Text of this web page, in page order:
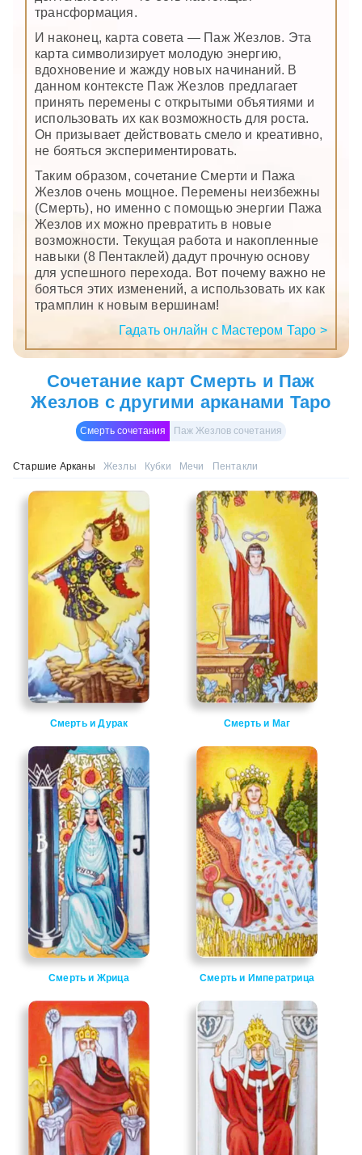
трансформация.
И наконец, карта совета — Паж Жезлов. Эта
карта символизирует молодую энергию,
вдохновение и жажду новых начинаний. В
данном контексте Паж Жезлов предлагает
принять перемены с открытыми объятиями и
использовать их как возможность для роста.
Он призывает действовать смело и креативно,
не бояться экспериментировать.
Таким образом, сочетание Смерти и Пажа
Жезлов очень мощное. Перемены неизбежны
(Смерть), но именно с помощью энергии Пажа
Жезлов их можно превратить в новые
возможности. Текущая работа и накопленные
навыки (8 Пентаклей) дадут прочную основу
для успешного перехода. Вот почему важно не
бояться этих изменений, а использовать их как
трамплин к новым вершинам!
Гадать онлайн с Мастером Таро >
Сочетание карт Смерть и Паж
Жезлов с другими арканами Таро
Смерть сочетания Паж Жезлов сочетания
Старшие Арканы Жезлы Кубки Мечи Пентакли
Смерть и Дурак Смерть и Маг
Смерть и Жрица Смерть и Императрица